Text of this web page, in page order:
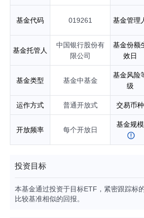
式指数证券投资基金基金经理；自2026
油天然气交易型开放式指数证券投资基金
资基金基金经理；自2026年03月起任富国
开放式指数证券投资基金发起式联接基金
05月起任富国中证全指红利质量交易型开
金基金经理；自2026年05月起任富国国证
放式指数证券投资基金发起式联接基金基
月起任富国中证工业有色金属主题交易型
基金发起式联接基金基金经理；自2026年
程机械主题交易型开放式指数证券投资基
基金代码 019261 基金管理
基金托管人
中国银行股份有
限公司
基金份额
效日
基金类型 基金中基金
基金风险
级
运作方式 普通开放式 交易币种
开放频率 每个开放日
基金规模
投资目标
本基金通过投资于目标ETF，紧密跟踪标
比较基准相似的回报。